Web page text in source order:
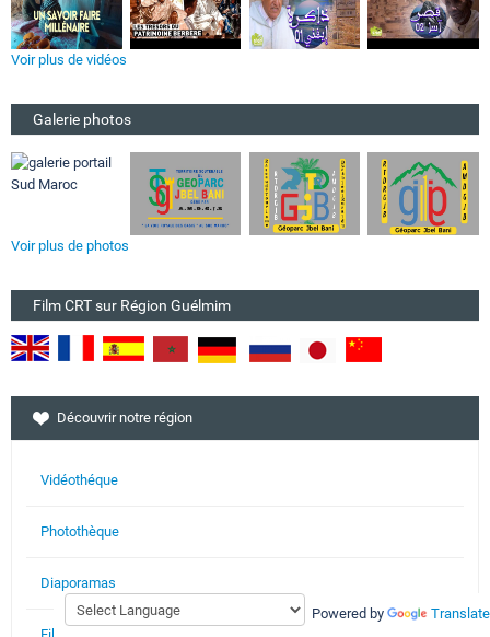
Voir plus de vidéos
Galerie photos
Voir plus de photos
Film CRT sur Région Guélmim
Découvrir notre région
Vidéothéque
Photothèque
Diaporamas
Powered by Translate